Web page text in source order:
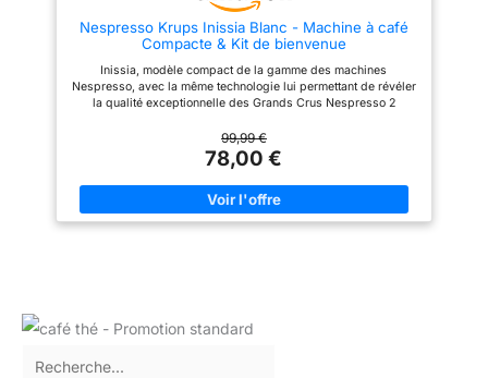
détartrage, pièces amovibles et
indicateurs, avec arrêt
d’énergie et mode veille CE
N’EST PAS JUSTE PARFAIT.
C’EST PERFETTO. Du café du
chaque gorgée en un moment
Nespresso Krups Inissia Blanc - Machine à café
Compacte & Kit de bienvenue
Inissia, modèle compact de la gamme des machines
Nespresso, avec la même technologie lui permettant de révéler
la qualité exceptionnelle des Grands Crus Nespresso 2
café long (110 ml) et longueur de tasse personnalisable 19 bars
de pression : la garantie d' un espresso de qualité
professionnelle Pré-chauffage rapide : 25 secondes Mode
économiseur d'énergie: la machine bascule automatiquement
en veille au bout de 3 minutes d'inutilisation et se met hors
tension après 9 minutes de non utilisation Réservoir d'eau
99,99 €
78,00 €